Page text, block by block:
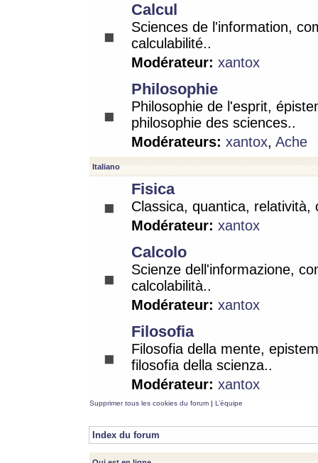
Calcul
Sciences de l'information,
calculabilité..
Modérateur: xantox
Philosophie
Philosophie de l'esprit,
philosophie des sciences..
Modérateurs: xantox, Ache
Italiano
Fisica
Classica, quantica, relatività,
Modérateur: xantox
Calcolo
Scienze dell'informazione,
calcolabilità..
Modérateur: xantox
Filosofia
Filosofia della mente,
filosofia della scienza..
Modérateur: xantox
Supprimer tous les cookies du forum | L’équipe
Index du forum